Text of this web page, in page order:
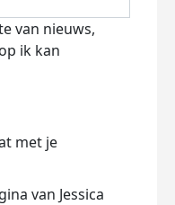
van nieuws,
ik kan
met je
van Jessica